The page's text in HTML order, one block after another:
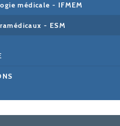
médicale - IFMEM
- ESM